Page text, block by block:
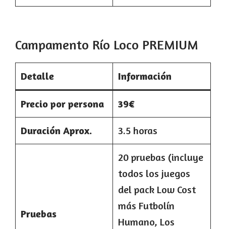
Campamento Río Loco PREMIUM
Detalle Información
Precio por persona 39€
Duración Aprox. 3.5 horas
Pruebas
20 pruebas (incluye
todos los juegos
del pack Low Cost
más Futbolín
Humano, Los